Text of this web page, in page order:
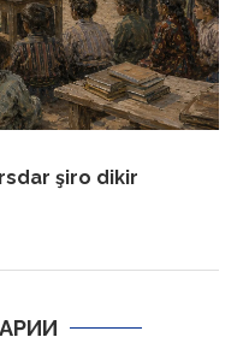
şiro dikir